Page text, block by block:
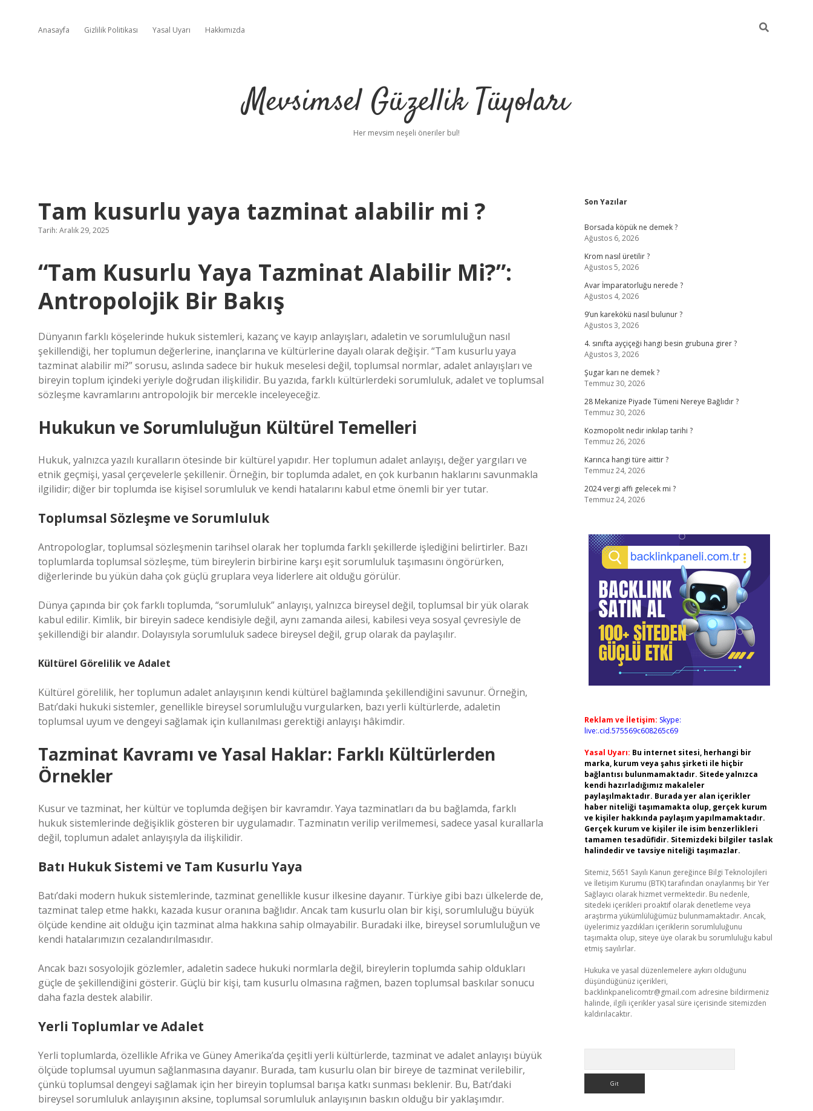
Anasayfa Gizlilik Politikası Yasal Uyarı Hakkımızda
Mevsimsel Güzellik Tüyoları
Her mevsim neşeli öneriler bul!
Tam kusurlu yaya tazminat alabilir mi ?
Tarih: Aralık 29, 2025
“Tam Kusurlu Yaya Tazminat Alabilir Mi?”:
Antropolojik Bir Bakış
Dünyanın farklı köşelerinde hukuk sistemleri, kazanç ve kayıp anlayışları, adaletin ve sorumluluğun nasıl
şekillendiği, her toplumun değerlerine, inançlarına ve kültürlerine dayalı olarak değişir. “Tam kusurlu yaya
tazminat alabilir mi?” sorusu, aslında sadece bir hukuk meselesi değil, toplumsal normlar, adalet anlayışları ve
bireyin toplum içindeki yeriyle doğrudan ilişkilidir. Bu yazıda, farklı kültürlerdeki sorumluluk, adalet ve toplumsal
sözleşme kavramlarını antropolojik bir mercekle inceleyeceğiz.
Hukukun ve Sorumluluğun Kültürel Temelleri
Hukuk, yalnızca yazılı kuralların ötesinde bir kültürel yapıdır. Her toplumun adalet anlayışı, değer yargıları ve
etnik geçmişi, yasal çerçevelerle şekillenir. Örneğin, bir toplumda adalet, en çok kurbanın haklarını savunmakla
ilgilidir; diğer bir toplumda ise kişisel sorumluluk ve kendi hatalarını kabul etme önemli bir yer tutar.
Toplumsal Sözleşme ve Sorumluluk
Antropologlar, toplumsal sözleşmenin tarihsel olarak her toplumda farklı şekillerde işlediğini belirtirler. Bazı
toplumlarda toplumsal sözleşme, tüm bireylerin birbirine karşı eşit sorumluluk taşımasını öngörürken,
diğerlerinde bu yükün daha çok güçlü gruplara veya liderlere ait olduğu görülür.
Dünya çapında bir çok farklı toplumda, “sorumluluk” anlayışı, yalnızca bireysel değil, toplumsal bir yük olarak
kabul edilir. Kimlik, bir bireyin sadece kendisiyle değil, aynı zamanda ailesi, kabilesi veya sosyal çevresiyle de
şekillendiği bir alandır. Dolayısıyla sorumluluk sadece bireysel değil, grup olarak da paylaşılır.
Kültürel Görelilik ve Adalet
Kültürel görelilik, her toplumun adalet anlayışının kendi kültürel bağlamında şekillendiğini savunur. Örneğin,
Batı’daki hukuki sistemler, genellikle bireysel sorumluluğu vurgularken, bazı yerli kültürlerde, adaletin
toplumsal uyum ve dengeyi sağlamak için kullanılması gerektiği anlayışı hâkimdir.
Tazminat Kavramı ve Yasal Haklar: Farklı Kültürlerden
Örnekler
Kusur ve tazminat, her kültür ve toplumda değişen bir kavramdır. Yaya tazminatları da bu bağlamda, farklı
hukuk sistemlerinde değişiklik gösteren bir uygulamadır. Tazminatın verilip verilmemesi, sadece yasal kurallarla
değil, toplumun adalet anlayışıyla da ilişkilidir.
Batı Hukuk Sistemi ve Tam Kusurlu Yaya
Batı’daki modern hukuk sistemlerinde, tazminat genellikle kusur ilkesine dayanır. Türkiye gibi bazı ülkelerde de,
tazminat talep etme hakkı, kazada kusur oranına bağlıdır. Ancak tam kusurlu olan bir kişi, sorumluluğu büyük
ölçüde kendine ait olduğu için tazminat alma hakkına sahip olmayabilir. Buradaki ilke, bireysel sorumluluğun ve
kendi hatalarımızın cezalandırılmasıdır.
Ancak bazı sosyolojik gözlemler, adaletin sadece hukuki normlarla değil, bireylerin toplumda sahip oldukları
güçle de şekillendiğini gösterir. Güçlü bir kişi, tam kusurlu olmasına rağmen, bazen toplumsal baskılar sonucu
daha fazla destek alabilir.
Yerli Toplumlar ve Adalet
Yerli toplumlarda, özellikle Afrika ve Güney Amerika’da çeşitli yerli kültürlerde, tazminat ve adalet anlayışı büyük
ölçüde toplumsal uyumun sağlanmasına dayanır. Burada, tam kusurlu olan bir bireye de tazminat verilebilir,
çünkü toplumsal dengeyi sağlamak için her bireyin toplumsal barışa katkı sunması beklenir. Bu, Batı’daki
bireysel sorumluluk anlayışının aksine, toplumsal sorumluluk anlayışının baskın olduğu bir yaklaşımdır.
Sidebar
Son Yazılar
Borsada köpük ne demek ?
Ağustos 6, 2026
Krom nasıl üretilir ?
Ağustos 5, 2026
Avar İmparatorluğu nerede ?
Ağustos 4, 2026
9’un karekökü nasıl bulunur ?
Ağustos 3, 2026
4. sınıfta ayçiçeği hangi besin grubuna girer ?
Ağustos 3, 2026
Şugar karı ne demek ?
Temmuz 30, 2026
28 Mekanize Piyade Tümeni Nereye Bağlıdır ?
Temmuz 30, 2026
Kozmopolit nedir inkılap tarihi ?
Temmuz 26, 2026
Karınca hangi türe aittir ?
Temmuz 24, 2026
2024 vergi affı gelecek mi ?
Temmuz 24, 2026
Reklam ve İletişim: Skype:
live:.cid.575569c608265c69
Yasal Uyarı: Bu internet sitesi, herhangi bir
marka, kurum veya şahıs şirketi ile hiçbir
bağlantısı bulunmamaktadır. Sitede yalnızca
kendi hazırladığımız makaleler
paylaşılmaktadır. Burada yer alan içerikler
haber niteliği taşımamakta olup, gerçek kurum
ve kişiler hakkında paylaşım yapılmamaktadır.
Gerçek kurum ve kişiler ile isim benzerlikleri
tamamen tesadüfidir. Sitemizdeki bilgiler taslak
halindedir ve tavsiye niteliği taşımazlar.
Sitemiz, 5651 Sayılı Kanun gereğince Bilgi Teknolojileri
ve İletişim Kurumu (BTK) tarafından onaylanmış bir Yer
Sağlayıcı olarak hizmet vermektedir. Bu nedenle,
sitedeki içerikleri proaktif olarak denetleme veya
araştırma yükümlülüğümüz bulunmamaktadır. Ancak,
üyelerimiz yazdıkları içeriklerin sorumluluğunu
taşımakta olup, siteye üye olarak bu sorumluluğu kabul
etmiş sayılırlar.
Hukuka ve yasal düzenlemelere aykırı olduğunu
düşündüğünüz içerikleri,
backlinkpanelicomtr@gmail.com adresine bildirmeniz
halinde, ilgili içerikler yasal süre içerisinde sitemizden
kaldırılacaktır.
hiltonbet girişilbet giriş yap